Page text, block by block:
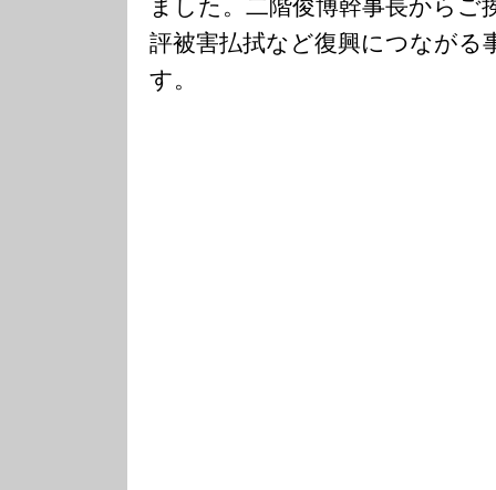
ました。二階俊博幹事長からご
評被害払拭など復興につながる
す。